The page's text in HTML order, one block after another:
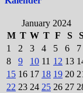
January 2024
M T W T F S
1
2 3 4 5 6
7
8
9 10 11 12 13
15 16 17 18 19 20
22 23 24 25 26 27